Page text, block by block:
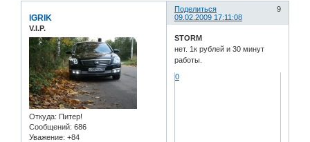
Поделиться
9
09.02.2009 17:11:08
IGRIK
V.I.P.
Откуда: Питер!
Сообщений: 686
Уважение: +84
STORM
нет. 1к рублей и 30 минут
работы.
0